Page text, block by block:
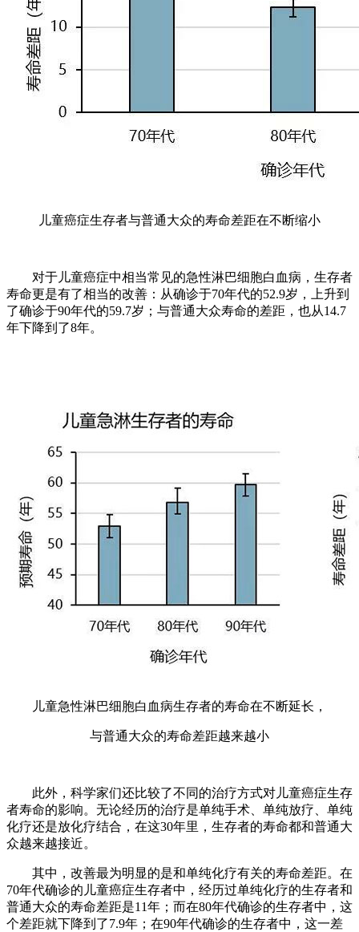
儿童癌症生存者与普通大众的寿命差距在不断缩小
对于儿童癌症中相当常见的急性淋巴细胞白血病，生存者
寿命更是有了相当的改善：从确诊于70年代的52.9岁，上升到
了确诊于90年代的59.7岁；与普通大众寿命的差距，也从14.7
年下降到了8年。
儿童急性淋巴细胞白血病生存者的寿命在不断延长，
与普通大众的寿命差距越来越小
此外，科学家们还比较了不同的治疗方式对儿童癌症生存
者寿命的影响。无论经历的治疗是单纯手术、单纯放疗、单纯
化疗还是放化疗结合，在这30年里，生存者的寿命都和普通大
众越来越接近。
其中，改善最为明显的是和单纯化疗有关的寿命差距。在
70年代确诊的儿童癌症生存者中，经历过单纯化疗的生存者和
普通大众的寿命差距是11年；而在80年代确诊的生存者中，这
个差距就下降到了7.9年；在90年代确诊的生存者中，这一差